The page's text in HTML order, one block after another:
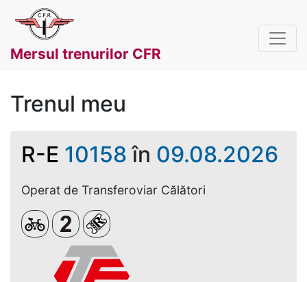
Mersul trenurilor CFR
Trenul meu
R-E 10158în 09.08.2026
Operat de Transferoviar Călători
BicicleteClasa a 2-aLoc rezervat (biletul se emite